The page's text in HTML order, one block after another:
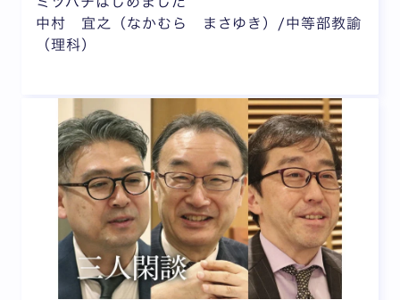
中村 宜之（なかむら まさゆき）/中等部教諭
（理科）